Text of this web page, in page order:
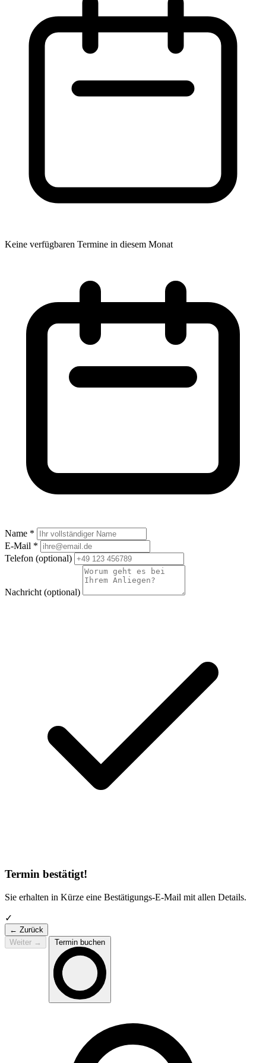
Keine verfügbaren Termine in diesem Monat
Name *
E-Mail *
Telefon (optional)
Nachricht(optional)
Termin bestätigt!
Sie erhalten in Kürze eine Bestätigungs-E-Mail mit allen Details.
✓
← Zurück
Weiter → Termin buchen